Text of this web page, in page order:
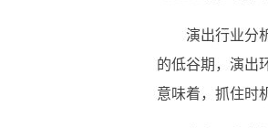
演出行业分
的低谷期，演出
意味着，抓住时